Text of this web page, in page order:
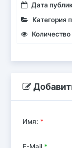
Дата
Категория
Имя: *